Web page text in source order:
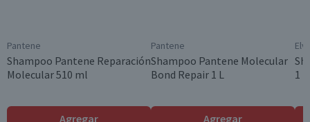
Pantene
Shampoo Pantene Reparación
Molecular 510 ml
Agregar
Pantene
Shampoo Pantene Molecular
Bond Repair 1 L
Agregar
1 L